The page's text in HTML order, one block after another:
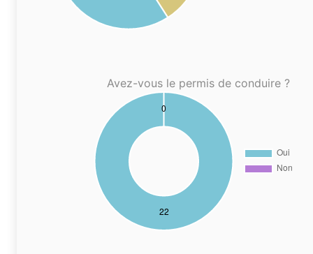
Avez-vous le permis de conduire ?